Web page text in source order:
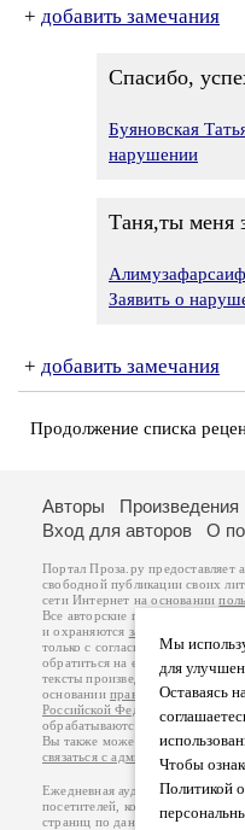
+ добавить замечания
Спасибо,
Буяновская
нарушении
Таня,ты меня
Заявить о
+ добавить замечания
Продолжение списка
Мы
для
Оставаясь
Чтобы
Политикой
Авторы Произведения
Вход для авторов
О
Портал Проза.ру предоставляет
свободной публикации своих
сети Интернет на основании
Все авторские права на
и охраняются законом
.
только с согласия его автора, к
обратиться на его авторской
тексты произведений авторы
основанииправил публикациии
Российской Федерации
обрабатываются на основании
Вы также можете посмотреть
связаться с администрацией
Ежедневная аудитория портала
посетителей, которые в общей
страниц по данным счетчика